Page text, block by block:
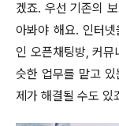
겠죠. 우선 기존의
아봐야 해요. 인터
인 오픈채팅방, 커뮤
슷한 업무를 맡고
제가 해결될 수도 있